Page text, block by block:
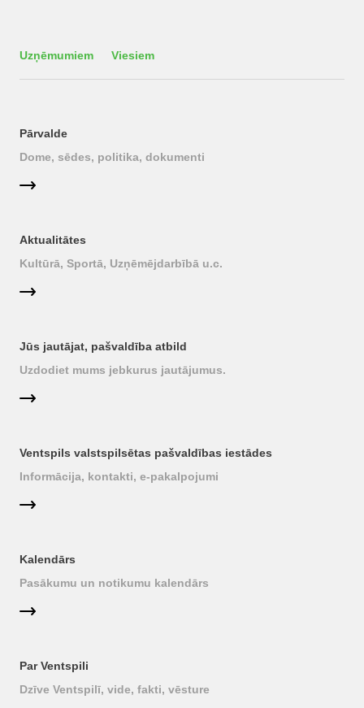
Uzņēmumiem Viesiem
Pārvalde
Dome, sēdes, politika, dokumenti
Aktualitātes
Kultūrā, Sportā, Uzņēmējdarbībā u.c.
Jūs jautājat, pašvaldība atbild
Uzdodiet mums jebkurus jautājumus.
Ventspils valstspilsētas pašvaldības iestādes
Informācija, kontakti, e-pakalpojumi
Kalendārs
Pasākumu un notikumu kalendārs
Par Ventspili
Dzīve Ventspilī, vide, fakti, vēsture